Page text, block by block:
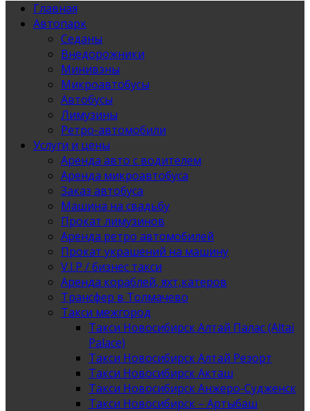
Главная
Автопарк
Седаны
Внедорожники
Минивэны
Микроавтобусы
Автобусы
Лимузины
Ретро-автомобили
Услуги и цены
Аренда авто с водителем
Аренда микроавтобуса
Заказ автобуса
Машина на свадьбу
Прокат лимузинов
Аренда ретро автомобилей
Прокат украшений на машину
V.I.P / бизнес такси
Аренда кораблей, яхт,катеров
Трансфер в Толмачево
Такси межгород
Такси Новосибирск Алтай Палас (Altai
Palace)
Такси Новосибирск Алтай Резорт
Такси Новосибирск Акташ
Такси Новосибирск Анжеро-Судженск
Такси Новосибирск – Артыбаш